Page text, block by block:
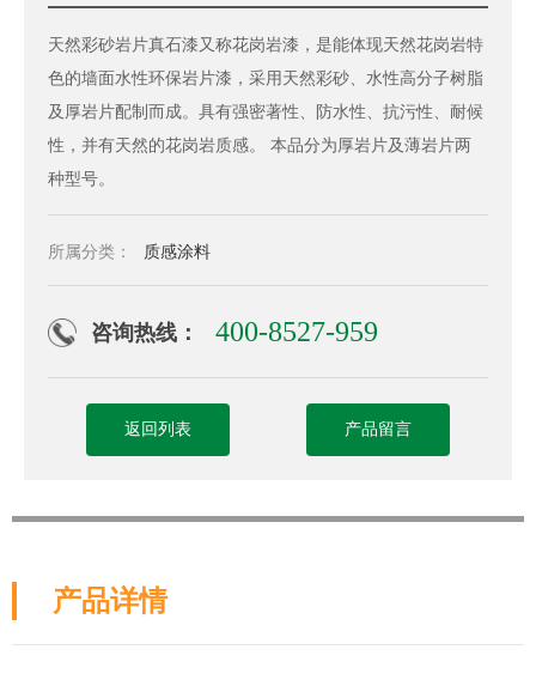
天然彩砂岩片真石漆又称花岗岩漆，是能体现天然花岗岩特
色的墙面水性环保岩片漆，采用天然彩砂、水性高分子树脂
及厚岩片配制而成。具有强密著性、防水性、抗污性、耐候
性，并有天然的花岗岩质感。 本品分为厚岩片及薄岩片两
种型号。
所属分类： 质感涂料
咨询热线： 400-8527-959
返回列表 产品留言
产品详情